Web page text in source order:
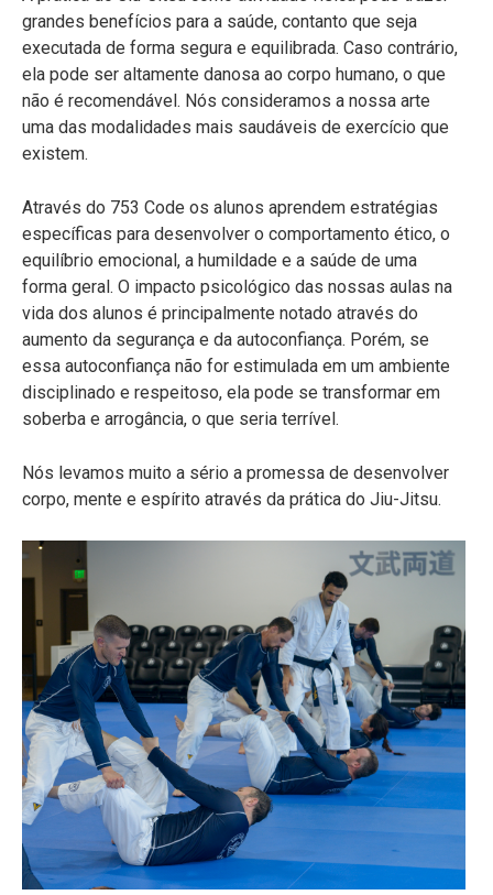
grandes benefícios para a saúde, contanto que seja
executada de forma segura e equilibrada. Caso contrário,
ela pode ser altamente danosa ao corpo humano, o que
não é recomendável. Nós consideramos a nossa arte
uma das modalidades mais saudáveis de exercício que
existem.
Através do 753 Code os alunos aprendem estratégias
específicas para desenvolver o comportamento ético, o
equilíbrio emocional, a humildade e a saúde de uma
forma geral. O impacto psicológico das nossas aulas na
vida dos alunos é principalmente notado através do
aumento da segurança e da autoconfiança. Porém, se
essa autoconfiança não for estimulada em um ambiente
disciplinado e respeitoso, ela pode se transformar em
soberba e arrogância, o que seria terrível.
Nós levamos muito a sério a promessa de desenvolver
corpo, mente e espírito através da prática do Jiu-Jitsu.